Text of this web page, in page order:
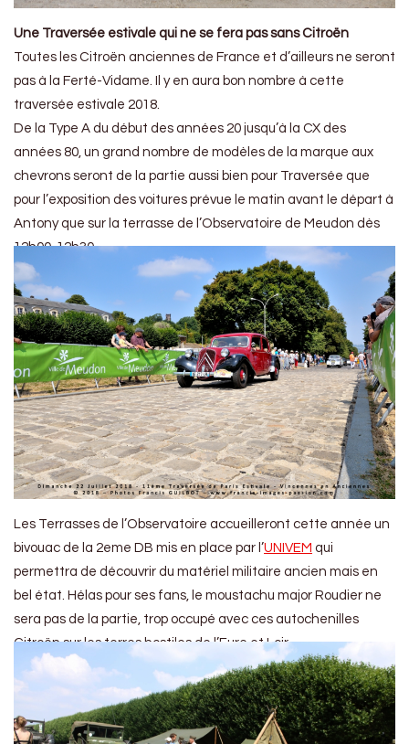
Une Traversée estivale qui ne se fera pas sans Citroën
Toutes les Citroën anciennes de France et d’ailleurs ne seront
pas à la Ferté-Vidame. Il y en aura bon nombre à cette
traversée estivale 2018.
De la Type A du début des années 20 jusqu’à la CX des
années 80, un grand nombre de modèles de la marque aux
chevrons seront de la partie aussi bien pour Traversée que
pour l’exposition des voitures prévue le matin avant le départ à
Antony que sur la terrasse de l’Observatoire de Meudon dès
12h00-12h30.
Les Terrasses de l’Observatoire accueilleront cette année un
bivouac de la 2eme DB mis en place par l’UNIVEM qui
permettra de découvrir du matériel militaire ancien mais en
bel état. Hélas pour ses fans, le moustachu major Roudier ne
sera pas de la partie, trop occupé avec ces autochenilles
Citroën sur les terres hostiles de l’Eure et Loir…